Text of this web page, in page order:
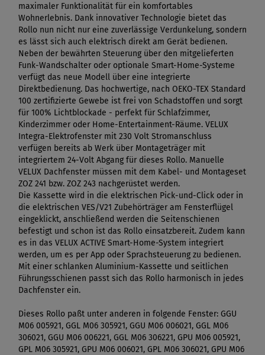
maximaler Funktionalität für ein komfortables
Wohnerlebnis. Dank innovativer Technologie bietet das
Rollo nun nicht nur eine zuverlässige Verdunkelung, sondern
es lässt sich auch elektrisch direkt am Gerät bedienen.
Neben der bewährten Steuerung über den mitgelieferten
Funk-Wandschalter oder optionale Smart-Home-Systeme
verfügt das neue Modell über eine integrierte
Direktbedienung. Das hochwertige, nach OEKO-TEX Standard
100 zertifizierte Gewebe ist frei von Schadstoffen und sorgt
für 100% Lichtblockade - perfekt für Schlafzimmer,
Kinderzimmer oder Home-Entertainment-Räume. VELUX
Integra-Elektrofenster mit 230 Volt Stromanschluss
verfügen bereits ab Werk über Montageträger mit
integriertem 24-Volt Abgang für dieses Rollo. Manuelle
VELUX Dachfenster müssen mit dem Kabel- und Montageset
ZOZ 241 bzw. ZOZ 243 nachgerüstet werden.
Die Kassette wird in die elektrischen Pick-und-Click oder in
die elektrischen VES/V21 Zubehörträger am Fensterflügel
eingeklickt, anschließend werden die Seitenschienen
befestigt und schon ist das Rollo einsatzbereit. Zudem kann
es in das VELUX ACTIVE Smart-Home-System integriert
werden, um es per App oder Sprachsteuerung zu bedienen.
Mit einer schlanken Aluminium-Kassette und seitlichen
Führungsschienen passt sich das Rollo harmonisch in jedes
Dachfenster ein.
Dieses Rollo paßt unter anderen in folgende Fenster: GGU
M06 005921, GGL M06 305921, GGU M06 006021, GGL M06
306021, GGU M06 006221, GGL M06 306221, GPU M06 005921,
GPL M06 305921, GPU M06 006021, GPL M06 306021, GPU M06